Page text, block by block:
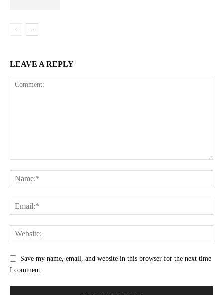
LEAVE A REPLY
Save my name, email, and website in this browser for the next time
I comment.